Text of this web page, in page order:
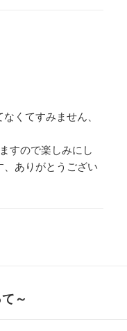
くてすみません、
すので楽しみにし
ありがとうござい
～